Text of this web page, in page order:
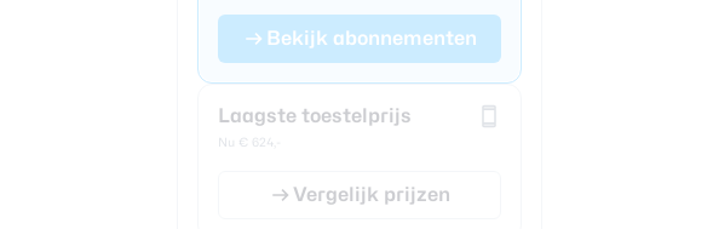
Bekijk abonnementen
Laagste toestelprijs
Nu € 624,-
Vergelijk prijzen